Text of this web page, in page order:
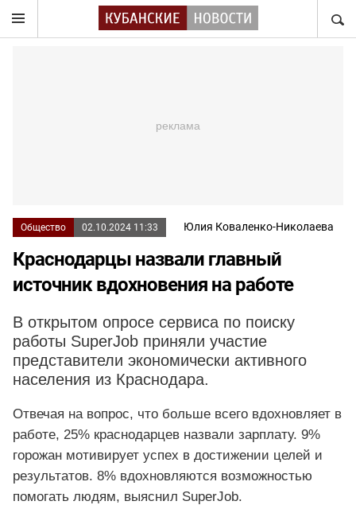
Общество 02.10.2024 11:33 Юлия Коваленко-Николаева
Краснодарцы назвали главный
источник вдохновения на работе
В открытом опросе сервиса по поиску
работы SuperJob приняли участие
представители экономически активного
населения из Краснодара.
Отвечая на вопрос, что больше всего вдохновляет в
работе, 25% краснодарцев назвали зарплату. 9%
горожан мотивирует успех в достижении целей и
результатов. 8% вдохновляются возможностью
помогать людям, выяснил SuperJob.